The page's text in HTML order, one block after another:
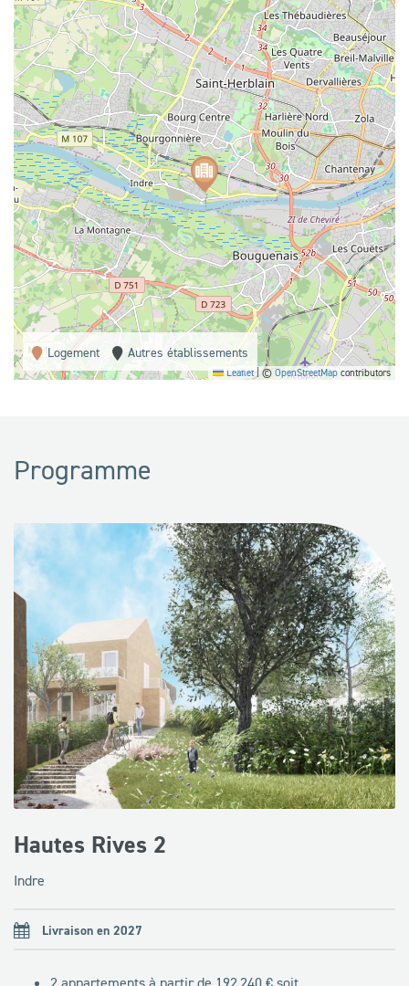
Logement Autres établissements
Leaflet |©OpenStreetMap contributors
Programme
Hautes Rives 2
Indre
Livraison en 2027
2 appartements à partir de 192 240 € soit